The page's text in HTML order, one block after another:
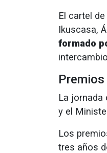
El cartel
Ikuscasa,
formado
Premios
La jornada
y el
Los
tres años